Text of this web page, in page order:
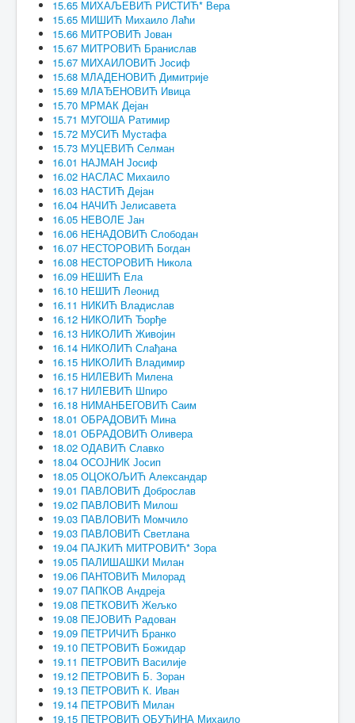
15.65 МИХАЉЕВИЋ РИСТИЋ* Вера
15.65 МИШИЋ Михаило Лаћи
15.66 МИТРОВИЋ Јован
15.67 МИТРОВИЋ Бранислав
15.67 МИХАИЛОВИЋ Јосиф
15.68 МЛАДЕНОВИЋ Димитрије
15.69 МЛАЂЕНОВИЋ Ивица
15.70 МРМАК Дејан
15.71 МУГОША Ратимир
15.72 МУСИЋ Мустафа
15.73 МУЦЕВИЋ Селман
16.01 НАЈМАН Јосиф
16.02 НАСЛАС Михаило
16.03 НАСТИЋ Дејан
16.04 НАЧИЋ Јелисавета
16.05 НЕВОЛЕ Јан
16.06 НЕНАДОВИЋ Слободан
16.07 НЕСТОРОВИЋ Богдан
16.08 НЕСТОРОВИЋ Никола
16.09 НЕШИЋ Ела
16.10 НЕШИЋ Леонид
16.11 НИКИЋ Владислав
16.12 НИКОЛИЋ Ђорђе
16.13 НИКОЛИЋ Живојин
16.14 НИКОЛИЋ Слађана
16.15 НИКОЛИЋ Владимир
16.15 НИЛЕВИЋ Милена
16.17 НИЛЕВИЋ Шпиро
16.18 НИМАНБЕГОВИЋ Саим
18.01 ОБРАДОВИЋ Мина
18.01 ОБРАДОВИЋ Оливера
18.02 ОДАВИЋ Славко
18.04 ОСОЈНИК Јосип
18.05 ОЦОКОЉИЋ Александар
19.01 ПАВЛОВИЋ Доброслав
19.02 ПАВЛОВИЋ Милош
19.03 ПАВЛОВИЋ Момчило
19.03 ПАВЛОВИЋ Светлана
19.04 ПАЈКИЋ МИТРОВИЋ* Зора
19.05 ПАЛИШАШКИ Милан
19.06 ПАНТОВИЋ Милорад
19.07 ПАПКОВ Андреја
19.08 ПЕТКОВИЋ Жељко
19.08 ПЕЈОВИЋ Радован
19.09 ПЕТРИЧИЋ Бранко
19.10 ПЕТРОВИЋ Божидар
19.11 ПЕТРОВИЋ Василије
19.12 ПЕТРОВИЋ Б. Зоран
19.13 ПЕТРОВИЋ К. Иван
19.14 ПЕТРОВИЋ Милан
19.15 ПЕТРОВИЋ ОБУЋИНА Михаило